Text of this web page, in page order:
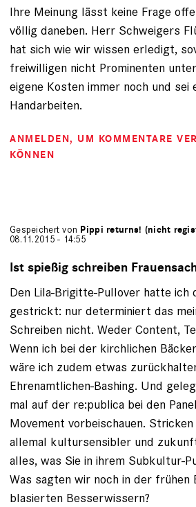
Ihre Meinung lässt keine Frage
völlig daneben. Herr Schweigers
hat sich wie wir wissen erledigt,
freiwilligen nicht Prominenten
eigene Kosten immer noch und sei
Handarbeiten.
ANMELDEN, UM KOMMENTARE
KÖNNEN
Gespeichert von Pippi returns! (nicht
08.11.2015 - 14:55
Ist spießig schreiben
Den Lila-Brigitte-Pullover hatte ich
gestrickt: nur determiniert das
Schreiben nicht. Weder Content,
Wenn ich bei der kirchlichen
wäre ich zudem etwas
Ehrenamtlichen-Bashing. Und
mal auf der re:publica bei den
Movement vorbeischauen.
allemal kultursensibler und
alles, was Sie in ihrem Subkultur-
Was sagten wir noch in der frühen
blasierten Besserwissern?